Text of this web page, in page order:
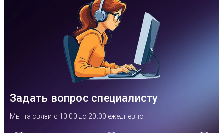
Контакты
Гарантия
Оплата
Доставка
Самовывоз
Задать вопрос специалисту
Мы на связи с 10:00 до 20:00 ежедневно